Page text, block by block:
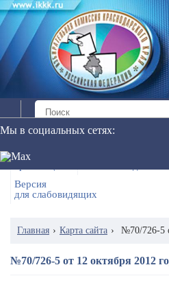
Мы в социальных сетях:
Онлайн
Версия
для слабовидящих
Главная › Карта сайта › №70/726-5
№70/726-5 от 12 октября 2012